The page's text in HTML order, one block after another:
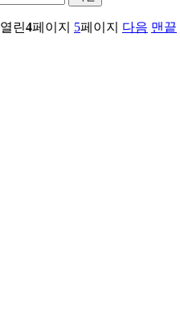
열린4페이지 5페이지 다음 맨끝